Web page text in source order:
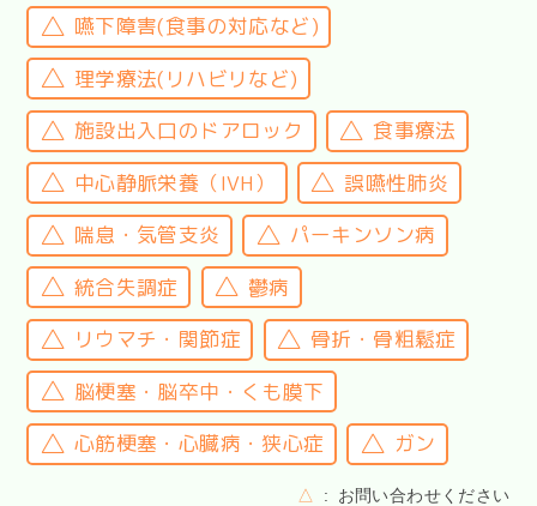
嚥下障害(食事の対応など)
理学療法(リハビリなど)
施設出入口のドアロック
食事療法
中心静脈栄養（IVH）
誤嚥性肺炎
喘息・気管支炎
パーキンソン病
統合失調症
鬱病
リウマチ・関節症
骨折・骨粗鬆症
脳梗塞・脳卒中・くも膜下
心筋梗塞・心臓病・狭心症
ガン
△ お問い合わせください